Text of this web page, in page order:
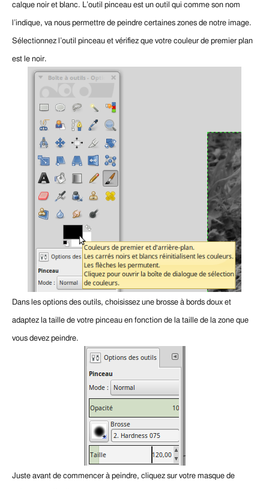
calque noir et blanc. L’outil pinceau est un outil qui comme son nom
l’indique, va nous permettre de peindre certaines zones de notre image.
Sélectionnez l’outil pinceau et vérifiez que votre couleur de premier plan
est le noir.
Dans les options des outils, choisissez une brosse à bords doux et
adaptez la taille de votre pinceau en fonction de la taille de la zone que
vous devez peindre.
Juste avant de commencer à peindre, cliquez sur votre masque de